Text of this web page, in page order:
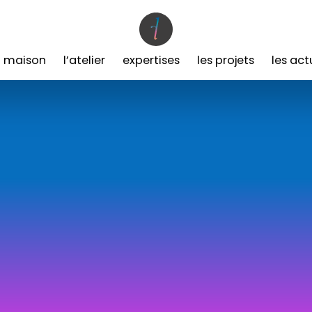
maison l’atelier expertises les projets les